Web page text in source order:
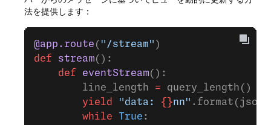
法を提供します：
@app.route ( "/stream" )
def stream():
    def
eventStream():
        line_length
= query_length()
        yield
"data: {}nn"
        while
True :